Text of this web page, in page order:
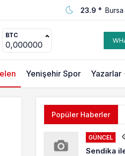
23.9 ° Bursa
BTC
0,000000
Yenişehir Spor Yazarlar
Popüler Haberler
GÜNCEL
Sendika